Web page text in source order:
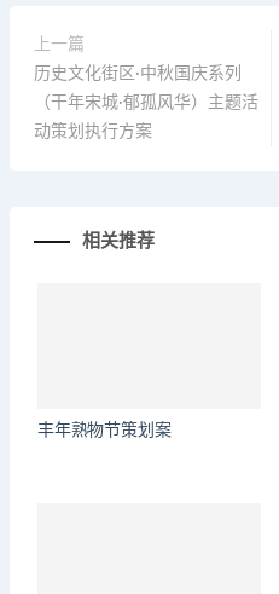
上一篇
历史文化街区·中秋国庆系列
（干年宋城·郁孤风华）主题活
动策划执行方案
相关推荐
丰年熟物节策划案